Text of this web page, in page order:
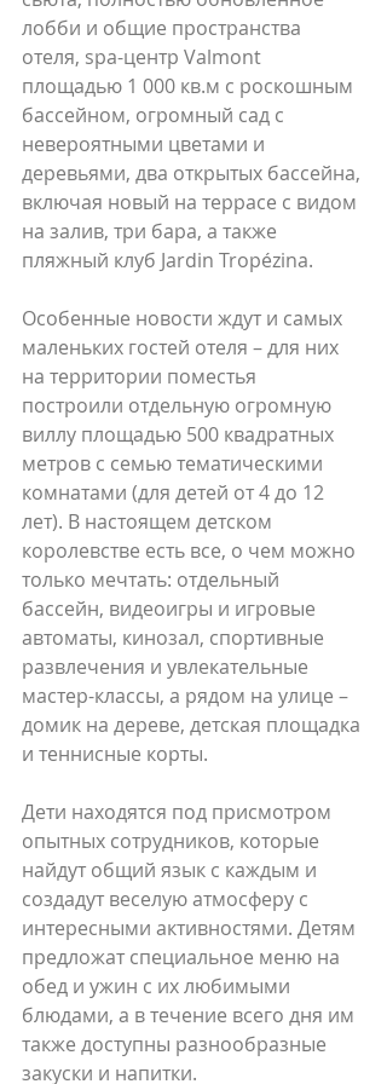
лобби и общие пространства
отеля, spa-центр Valmont
площадью 1 000 кв.м с роскошным
бассейном, огромный сад с
невероятными цветами и
деревьями, два открытых бассейна,
включая новый на террасе с видом
на залив, три бара, а также
пляжный клуб Jardin Tropézina.
Особенные новости ждут и самых
маленьких гостей отеля – для них
на территории поместья
построили отдельную огромную
виллу площадью 500 квадратных
метров с семью тематическими
комнатами (для детей от 4 до 12
лет). В настоящем детском
королевстве есть все, о чем можно
только мечтать: отдельный
бассейн, видеоигры и игровые
автоматы, кинозал, спортивные
развлечения и увлекательные
мастер-классы, а рядом на улице –
домик на дереве, детская площадка
и теннисные корты.
Дети находятся под присмотром
опытных сотрудников, которые
найдут общий язык с каждым и
создадут веселую атмосферу с
интересными активностями. Детям
предложат специальное меню на
обед и ужин с их любимыми
блюдами, а в течение всего дня им
также доступны разнообразные
закуски и напитки.